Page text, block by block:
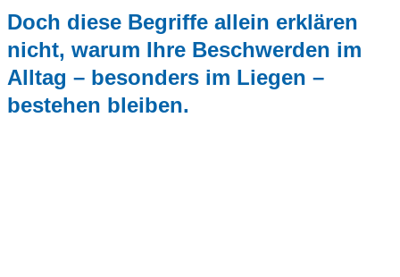
Doch diese Begriffe allein erklären
nicht, warum Ihre Beschwerden im
Alltag – besonders im Liegen –
bestehen bleiben.